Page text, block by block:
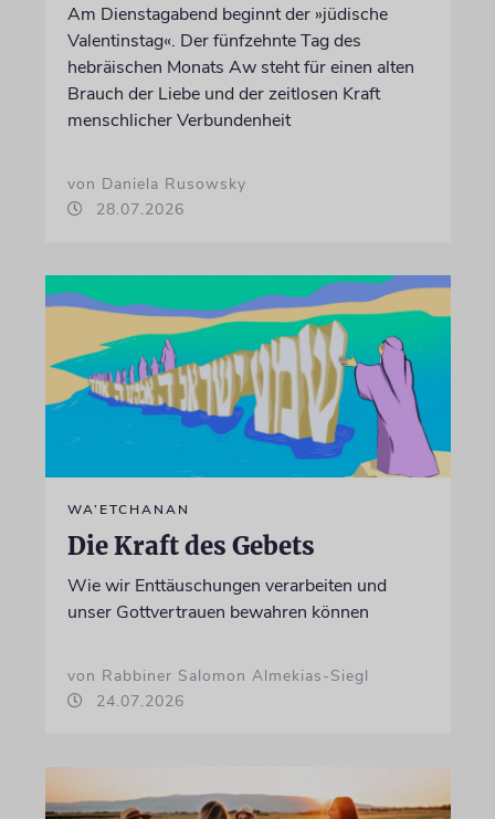
Am Dienstagabend beginnt der »jüdische
Valentinstag«. Der fünfzehnte Tag des
hebräischen Monats Aw steht für einen alten
Brauch der Liebe und der zeitlosen Kraft
menschlicher Verbundenheit
von Daniela Rusowsky
28.07.2026
WA’ETCHANAN
Die Kraft des Gebets
Wie wir Enttäuschungen verarbeiten und
unser Gottvertrauen bewahren können
von Rabbiner Salomon Almekias-Siegl
24.07.2026